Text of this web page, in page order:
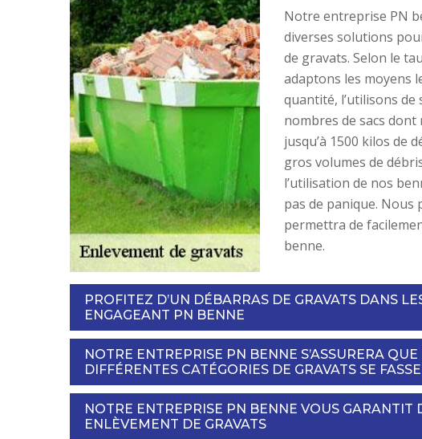
Notre entreprise PN
diverses solutions
de gravats. Selon le
adaptons les moyens
quantité, l’utilisons
nombres de sacs
jusqu’à 1500 kilos de
gros volumes de
l’utilisation de nos
pas de panique.
permettra de
benne.
PROFITEZ D’UN DÉBARRAS DE GRAVATS DANS
ENGAGEANT PN BENNE
NOTRE ENTREPRISE PN BENNE S’ASSURERA
DIFFÉRENTES CATÉGORIES DE GRAVATS SE
NOTRE ENTREPRISE PN BENNE VOUS GARANTIT
ENLÈVEMENT DE GRAVATS